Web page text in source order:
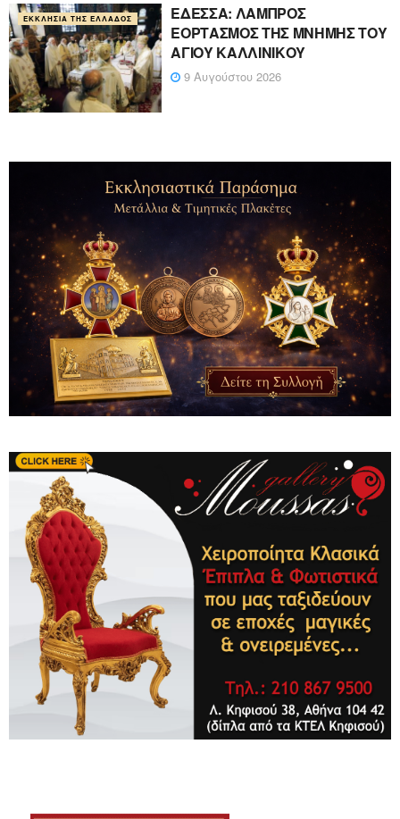
ΕΚΚΛΗΣΊΑ ΤΗΣ ΕΛΛΆΔΟΣ
ΕΔΕΣΣΑ: ΛΑΜΠΡΟΣ
ΕΟΡΤΑΣΜΟΣ ΤΗΣ ΜΝΗΜΗΣ ΤΟΥ
ΑΓΙΟΥ ΚΑΛΛΙΝΙΚΟΥ
9 Αυγούστου 2026